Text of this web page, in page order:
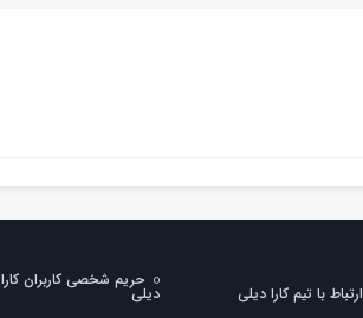
ارتباط با تیم کارا دیلی
حریم شخصی کاربران کارا
دیلی